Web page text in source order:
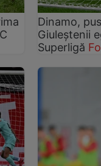
Dinamo,
Giuleștenii
Superligă